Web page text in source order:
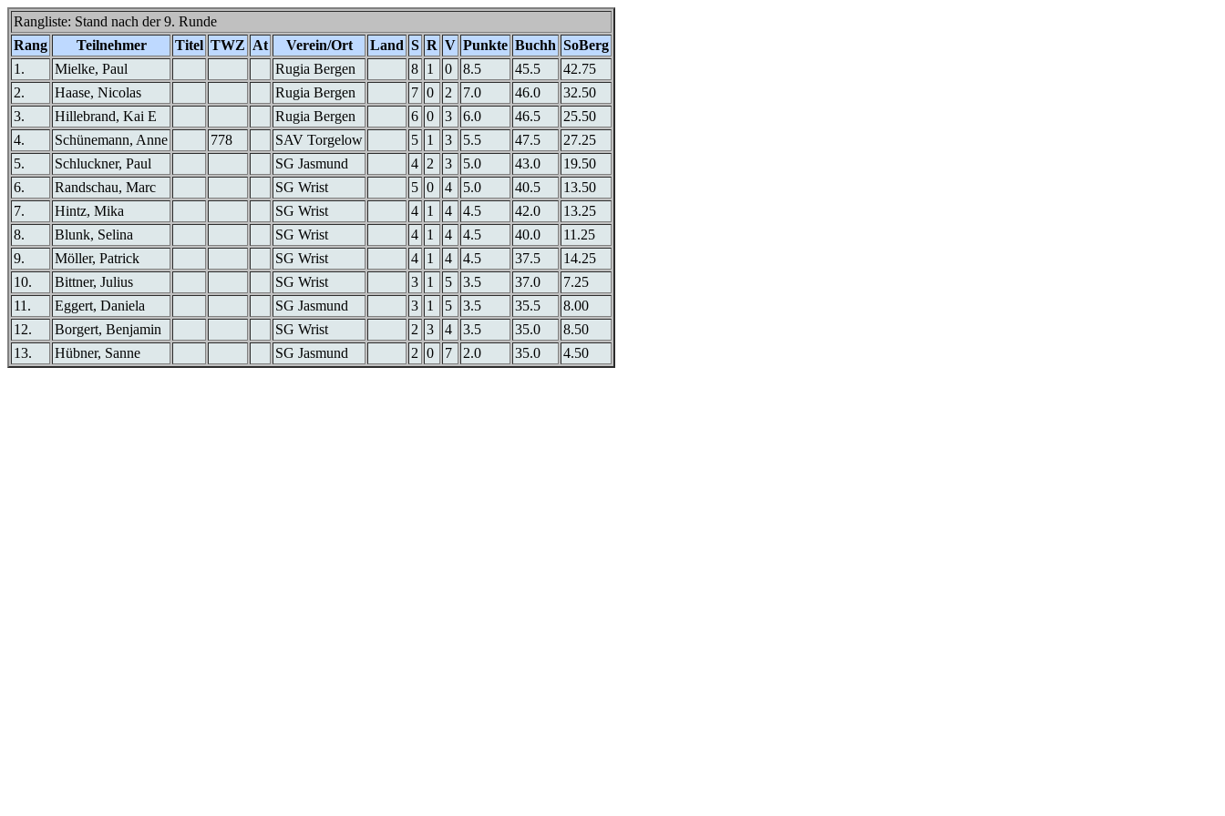
Rangliste: Stand nach der 9. Runde
Rang
Teilnehmer Titel TWZ At Verein/Ort Land S R V Punkte Buchh SoBerg
1.
Mielke, Paul Rugia Bergen 8 1 0 8.5 45.5
42.75
2.
Haase, Nicolas Rugia Bergen 7 0 2 7.0 46.0
32.50
3.
Hillebrand, Kai E Rugia Bergen 6 0 3 6.0 46.5
25.50
4.
Schünemann, Anne 778 SAV Torgelow 5 1 3 5.5 47.5
27.25
5.
Schluckner, Paul SG Jasmund 4 2 3 5.0 43.0
19.50
6.
Randschau, Marc SG Wrist 5 0 4 5.0 40.5
13.50
7.
Hintz, Mika SG Wrist 4 1 4 4.5 42.0
13.25
8.
Blunk, Selina SG Wrist 4 1 4 4.5 40.0
11.25
9.
Möller, Patrick SG Wrist 4 1 4 4.5 37.5
14.25
10.
Bittner, Julius SG Wrist 3 1 5 3.5 37.0
7.25
11.
Eggert, Daniela SG Jasmund 3 1 5 3.5 35.5
8.00
12.
Borgert, Benjamin SG Wrist 2 3 4 3.5 35.0
8.50
13.
Hübner, Sanne SG Jasmund 2 0 7 2.0 35.0 4.50